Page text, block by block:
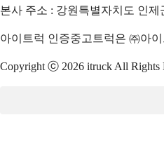
본사 주소 : 강원특별자치도 인제
아이트럭 인증중고트럭은 ㈜아
Copyright ⓒ 2026 itruck All Rights